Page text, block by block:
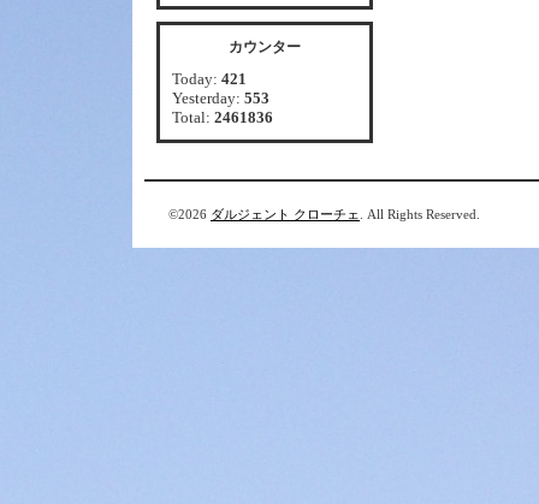
カウンター
Today: 421
Yesterday: 553
Total: 2461836
©2026 ダルジェント クローチェ . All Rights Reserved.